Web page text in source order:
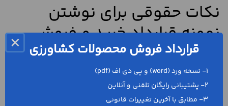
نکات حقوقی برای نوشتن
نمونه قرارداد خرید و فروش
محصولات کشاورزی
هر یک از طرفین نمونه قرارداد خرید محصولات کشاورزی
می‌تواند شروطی را برای طرف مقابل در متن قرارداد تعیین
× قرارداد فروش محصولات کشاورزی
1- نسخه ورد (word) و پی دی اف (pdf)
2- پشتیبانی رایگان تلفنی و آنلاین
3- مطابق با آخرین تغییرات قانونی